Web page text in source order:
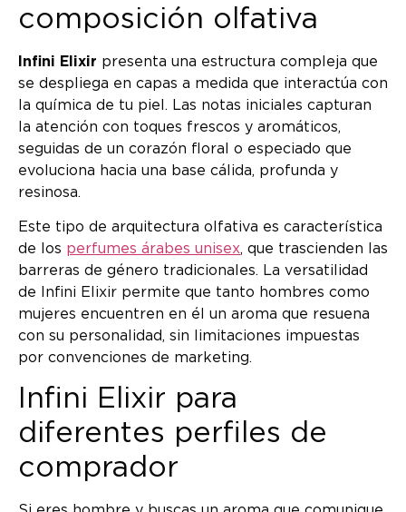
composición olfativa
Infini Elixir presenta una estructura compleja que
se despliega en capas a medida que interactúa con
la química de tu piel. Las notas iniciales capturan
la atención con toques frescos y aromáticos,
seguidas de un corazón floral o especiado que
evoluciona hacia una base cálida, profunda y
resinosa.
Este tipo de arquitectura olfativa es característica
de los perfumes árabes unisex, que trascienden las
barreras de género tradicionales. La versatilidad
de Infini Elixir permite que tanto hombres como
mujeres encuentren en él un aroma que resuena
con su personalidad, sin limitaciones impuestas
por convenciones de marketing.
Infini Elixir para
diferentes perfiles de
comprador